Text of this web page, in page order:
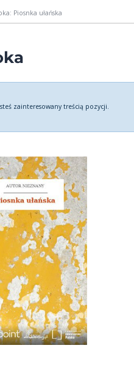
Piosnka ułańska
zainteresowany treścią pozycji.